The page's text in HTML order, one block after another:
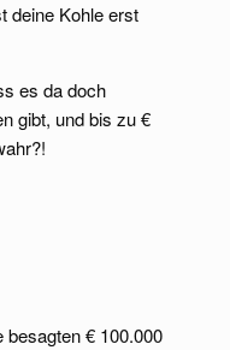
deine Kohle erst
es da doch
gibt, und bis zu €
besagten € 100.000